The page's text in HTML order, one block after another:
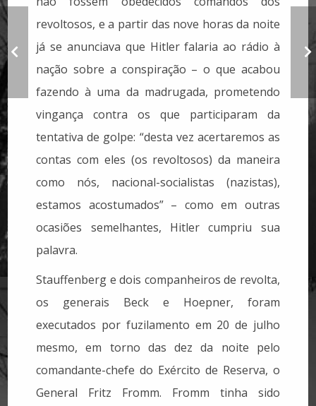
"Leão-de-chácara",
revoltosos, e a partir das nove horas da noite
já se anunciava que Hitler falaria ao rádio à
nação sobre a conspiração – o que acabou
fazendo à uma da madrugada, prometendo
vingança contra os que participaram da
tentativa de golpe: “desta vez acertaremos as
contas com eles (os revoltosos) da maneira
como nós, nacional-socialistas (nazistas),
estamos acostumados” – como em outras
ocasiões semelhantes, Hitler cumpriu sua
palavra.
Stauffenberg e dois companheiros de revolta,
os generais Beck e Hoepner, foram
executados por fuzilamento em 20 de julho
mesmo, em torno das dez da noite pelo
comandante-chefe do Exército de Reserva, o
General Fritz Fromm. Fromm tinha sido